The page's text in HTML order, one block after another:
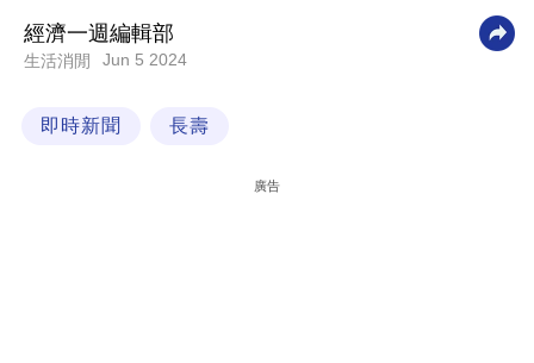
業
科
經濟一週編輯部
生活消閒 Jun 5 2024
即時新聞 長壽
廣告